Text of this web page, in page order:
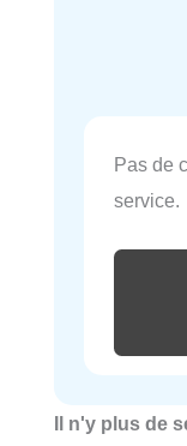
Pas de
service.
Il n'y plus de